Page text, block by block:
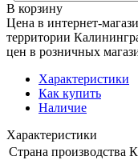
В корзину
Цена в интернет-
территории
цен в розничных
Характеристики
Как купить
Наличие
Характеристики
Страна производства